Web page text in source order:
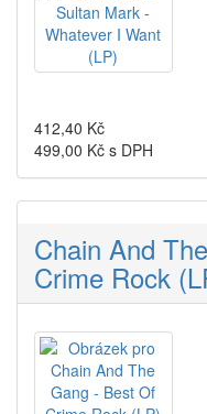
412,40 Kč
499,00 Kč s DPH
Chain And
Crime Rock